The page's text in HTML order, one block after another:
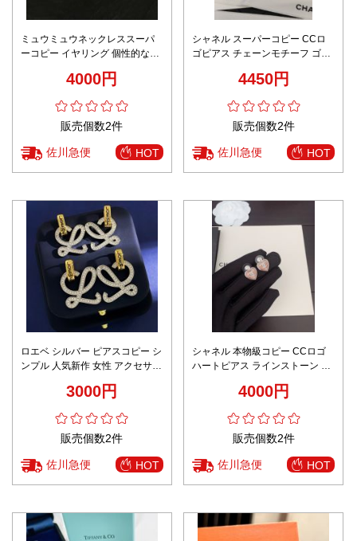
ミュウミュウネックレススーパ
ーコピー イヤリング 個性的なデ
4000円
販売個数2件
佐川急便 HOT
シャネル スーパーコピー CCロ
ゴピアス チェーンモチーフ ゴー
4450円
販売個数2件
佐川急便 HOT
ロエベ シルバー ピアスコピー シ
ンプル 人気新作 女性 アクセサリ
3000円
販売個数2件
佐川急便 HOT
シャネル 本物級コピー CCロゴ
ハートピアス ラインストーン 上
4000円
販売個数2件
佐川急便 HOT